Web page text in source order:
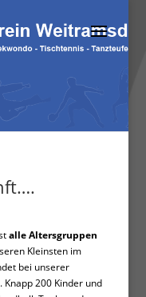
alle Altersgruppen
Kleinsten im
bei unserer
200 Kinder und